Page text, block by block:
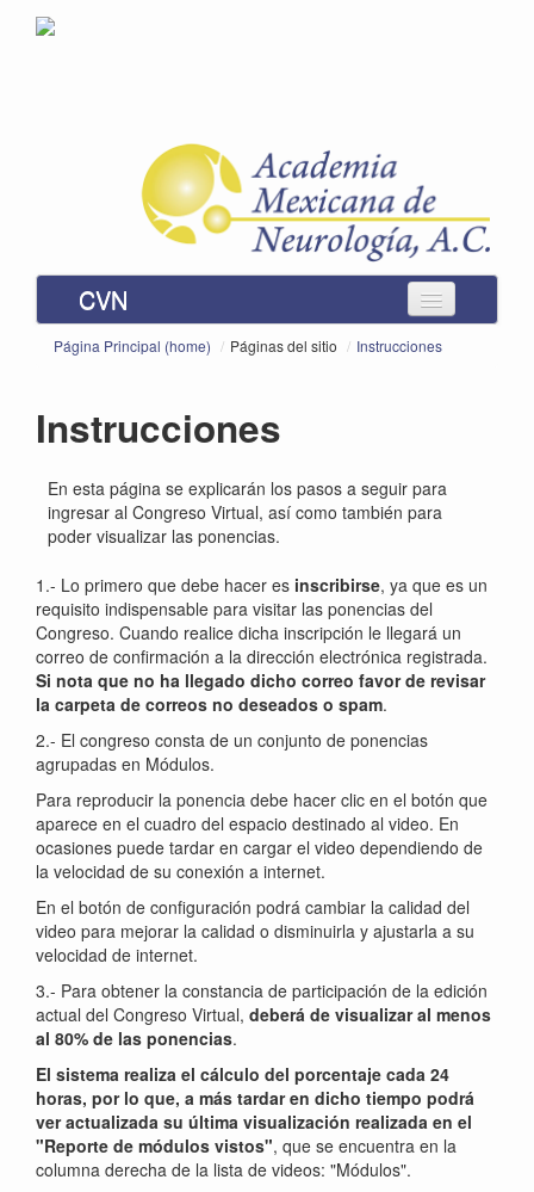
CVN
Instrucciones
Módulos
Usted no se ha identificado. ( Ingresar )
Página Principal (home) / Páginas del sitio / Instrucciones
Instrucciones
En esta página se explicarán los pasos a seguir para
ingresar al Congreso Virtual, así como también para
poder visualizar las ponencias.
1.- Lo primero que debe hacer es inscribirse, ya que es un
requisito indispensable para visitar las ponencias del
Congreso. Cuando realice dicha inscripción le llegará un
correo de confirmación a la dirección electrónica registrada.
Si nota que no ha llegado dicho correo favor de revisar
la carpeta de correos no deseados o spam.
2.- El congreso consta de un conjunto de ponencias
agrupadas en Módulos.
Para reproducir la ponencia debe hacer clic en el botón que
aparece en el cuadro del espacio destinado al video. En
ocasiones puede tardar en cargar el video dependiendo de
la velocidad de su conexión a internet.
En el botón de configuración podrá cambiar la calidad del
video para mejorar la calidad o disminuirla y ajustarla a su
velocidad de internet.
3.- Para obtener la constancia de participación de la edición
actual del Congreso Virtual, deberá de visualizar al menos
al 80% de las ponencias.
El sistema realiza el cálculo del porcentaje cada 24
horas, por lo que, a más tardar en dicho tiempo podrá
ver actualizada su última visualización realizada en el
"Reporte de módulos vistos", que se encuentra en la
columna derecha de la lista de videos: "Módulos".